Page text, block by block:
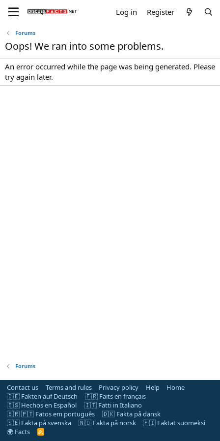
Log in Register
Forums
Oops! We ran into some problems.
An error occurred while the page was being generated. Please
try again later.
Forums
Contact us Terms and rules Privacy policy Help
Home
🇩🇪 Fakten auf Deutsch
🇫🇷 Faits en français
🇪🇸 Hechos en Español
🇮🇹 Fatti in Italiano
🇧🇷 🇵🇹 Fatos em português
🇩🇰 Fakta på dansk
🇸🇪 Fakta på svenska
🇳🇴 Fakta på norsk
🇫🇮 Faktat suomeksi
🌍 Facts
R